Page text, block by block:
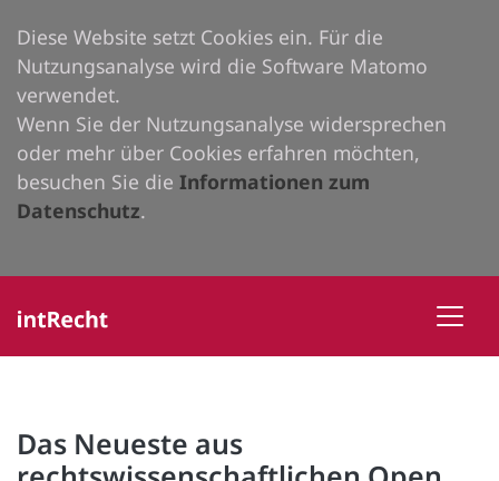
Diese Website setzt Cookies ein. Für die
Nutzungsanalyse wird die Software Matomo
verwendet.
Wenn Sie der Nutzungsanalyse widersprechen
oder mehr über Cookies erfahren möchten,
besuchen Sie die Informationen zum
Datenschutz.
Das Neueste aus